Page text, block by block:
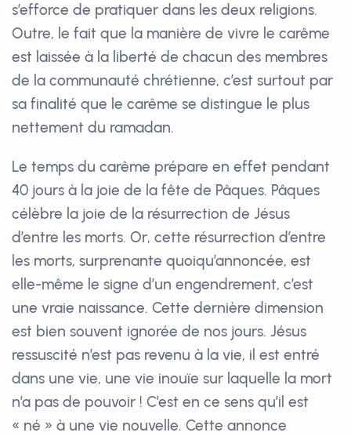
s’efforce de pratiquer dans les deux religions.
Outre, le fait que la manière de vivre le carême
est laissée à la liberté de chacun des membres
de la communauté chrétienne, c’est surtout par
sa finalité que le carême se distingue le plus
nettement du ramadan.
Le temps du carême prépare en effet pendant
40 jours à la joie de la fête de Pâques. Pâques
célèbre la joie de la résurrection de Jésus
d’entre les morts. Or, cette résurrection d’entre
les morts, surprenante quoiqu’annoncée, est
elle-même le signe d’un engendrement, c’est
une vraie naissance. Cette dernière dimension
est bien souvent ignorée de nos jours. Jésus
ressuscité n’est pas revenu à la vie, il est entré
dans une vie, une vie inouïe sur laquelle la mort
n’a pas de pouvoir ! C’est en ce sens qu’il est
« né » à une vie nouvelle. Cette annonce